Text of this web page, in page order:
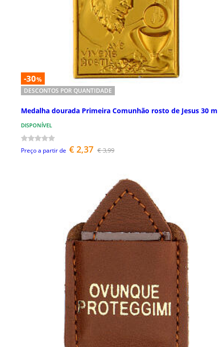
-30%
DESCONTOS POR QUANTIDADE
Medalha dourada Primeira Comunhão rosto de Jesus 30
DISPONÍVEL
Preço a partir de € 2,37 € 3,99